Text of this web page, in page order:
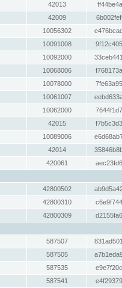
42013
42009
10056302
10091008
10092000
10068006
10078000
10061007
10062000
42015
10089006
42014
420061
42800502
42800310
42800309
587507
587505
587535
587541